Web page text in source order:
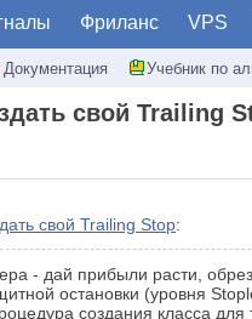
Фриланс VPS
Документация Учебник по
свой Trailing
свой Trailing Stop:
- дай прибыли расти,
остановки (уровня
создания класса